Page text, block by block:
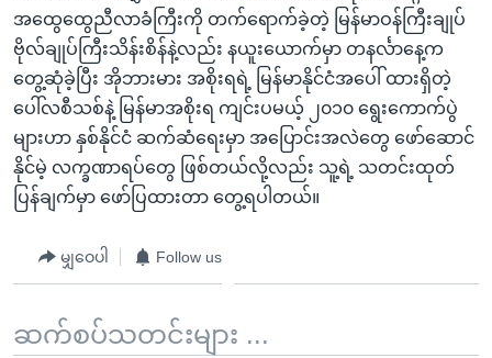
အထွေထွေညီလာခံကြီးကို တက်ရောက်ခဲ့တဲ့ မြန်မာဝန်ကြီးချုပ်
ဗိုလ်ချုပ်ကြီးသိန်းစိန်နဲ့လည်း နယူးယောက်မှာ တနင်္လာနေ့က
တွေ့ဆုံခဲ့ပြီး အိုဘားမား အစိုးရရဲ့ မြန်မာနိုင်ငံအပေါ် ထားရှိတဲ့
ပေါ်လစီသစ်နဲ့ မြန်မာအစိုးရ ကျင်းပမယ့် ၂၀၁၀ ရွေးကောက်ပွဲ
များဟာ နှစ်နိုင်ငံ ဆက်ဆံရေးမှာ အပြောင်းအလဲတွေ ဖော်ဆောင်
နိုင်မဲ့ လက္ခဏာရပ်တွေ ဖြစ်တယ်လို့လည်း သူ့ရဲ့ သတင်းထုတ်
ပြန်ချက်မှာ ဖော်ပြထားတာ တွေ့ရပါတယ်။
မျှဝေပါ Follow us
ဆက်စပ်သတင်းများ ...